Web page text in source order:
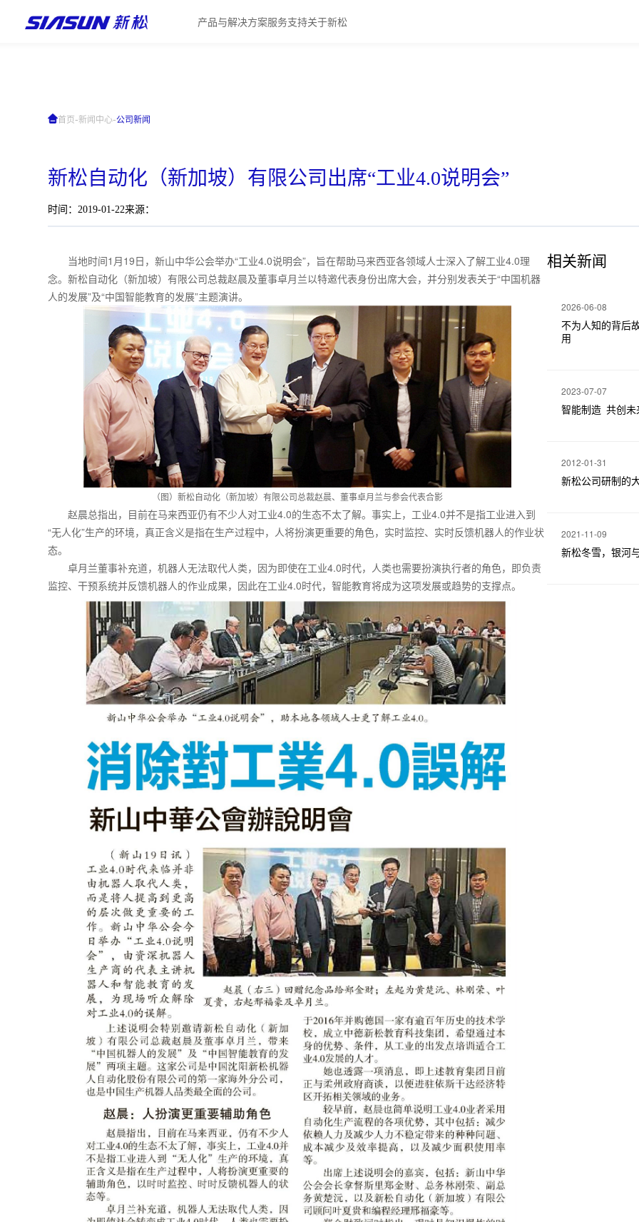
产品与解决方案服务支持关于新松
首页-新闻中心-公司新闻
新松自动化（新加坡）有限公司出席“工业4.0说明会”
时间：2019-01-22来源：
当地时间1月19日，新山中华公会举办“工业4.0说明会”，旨在帮助马来西亚各领域人士深入了解工业4.0理
念。新松自动化（新加坡）有限公司总裁赵晨及董事卓月兰以特邀代表身份出席大会，并分别发表关于“中国机器
人的发展”及“中国智能教育的发展”主题演讲。
（图）新松自动化（新加坡）有限公司总裁赵晨、董事卓月兰与参会代表合影
赵晨总指出，目前在马来西亚仍有不少人对工业4.0的生态不太了解。事实上，工业4.0并不是指工业进入到
“无人化”生产的环境，真正含义是指在生产过程中，人将扮演更重要的角色，实时监控、实时反馈机器人的作业状
态。
卓月兰董事补充道，机器人无法取代人类，因为即使在工业4.0时代，人类也需要扮演执行者的角色，即负责
监控、干预系统并反馈机器人的作业成果，因此在工业4.0时代，智能教育将成为这项发展或趋势的支撑点。
相关新闻
2026-06-08
不为人知的背后
用
2023-07-07
智能制造 共创未
2012-01-31
新松公司研制的
2021-11-09
新松冬雪，银河